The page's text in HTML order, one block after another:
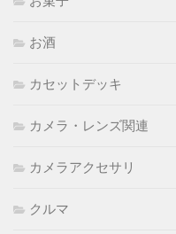
お酒
カセットデッキ
カメラ・レンズ関連
カメラアクセサリ
クルマ